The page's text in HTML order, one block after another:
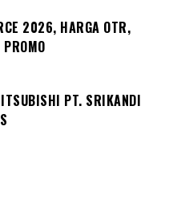
2026, HARGA OTR,
PT. SRIKANDI